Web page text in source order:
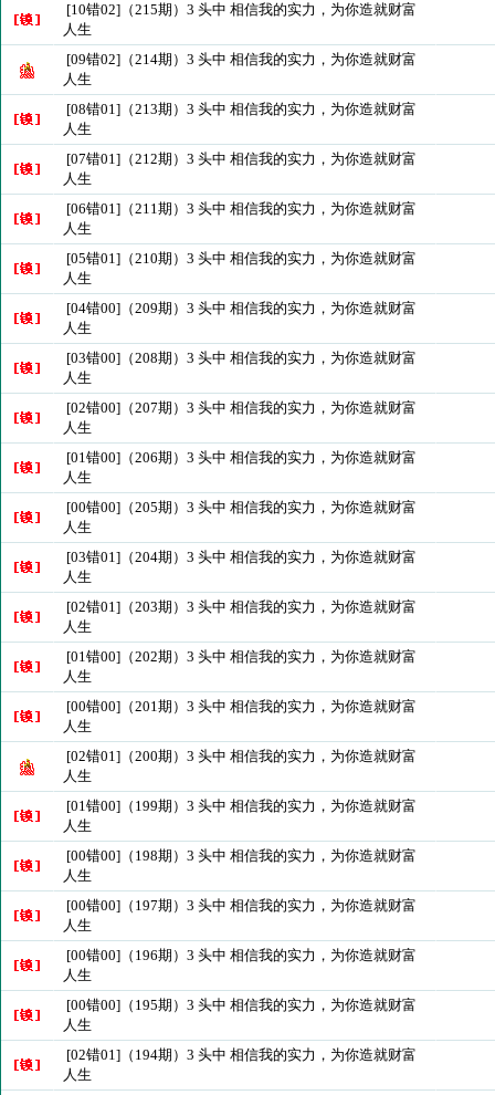
[10错02]（215期）3 头中 相信我的实力，为你造就财富
人生
[09错02]（214期）3 头中 相信我的实力，为你造就财富
人生
[08错01]（213期）3 头中 相信我的实力，为你造就财富
人生
[07错01]（212期）3 头中 相信我的实力，为你造就财富
人生
[06错01]（211期）3 头中 相信我的实力，为你造就财富
人生
[05错01]（210期）3 头中 相信我的实力，为你造就财富
人生
[04错00]（209期）3 头中 相信我的实力，为你造就财富
人生
[03错00]（208期）3 头中 相信我的实力，为你造就财富
人生
[02错00]（207期）3 头中 相信我的实力，为你造就财富
人生
[01错00]（206期）3 头中 相信我的实力，为你造就财富
人生
[00错00]（205期）3 头中 相信我的实力，为你造就财富
人生
[03错01]（204期）3 头中 相信我的实力，为你造就财富
人生
[02错01]（203期）3 头中 相信我的实力，为你造就财富
人生
[01错00]（202期）3 头中 相信我的实力，为你造就财富
人生
[00错00]（201期）3 头中 相信我的实力，为你造就财富
人生
[02错01]（200期）3 头中 相信我的实力，为你造就财富
人生
[01错00]（199期）3 头中 相信我的实力，为你造就财富
人生
[00错00]（198期）3 头中 相信我的实力，为你造就财富
人生
[00错00]（197期）3 头中 相信我的实力，为你造就财富
人生
[00错00]（196期）3 头中 相信我的实力，为你造就财富
人生
[00错00]（195期）3 头中 相信我的实力，为你造就财富
人生
[02错01]（194期）3 头中 相信我的实力，为你造就财富
人生